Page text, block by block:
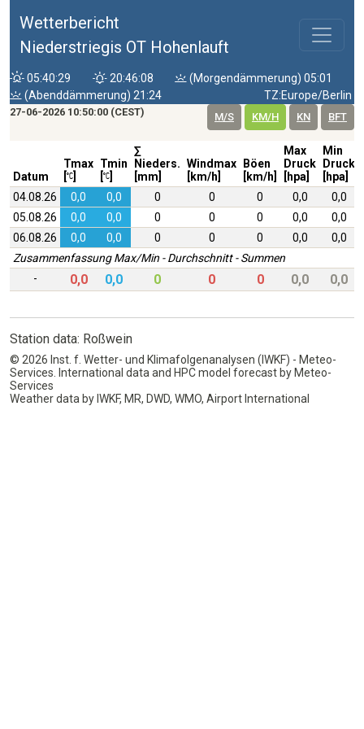
Wetterbericht
Niederstriegis OT Hohenlauft
05:40:29 20:46:08
(Morgendämmerung) 05:01
(Abenddämmerung) 21:24
TZ:Europe/Berlin
27-06-2026 10:50:00 (CEST) M/S KM/H KN BFT
Datum
Tmax Tmin
∑
Nieders.
[mm]
Windmax
[km/h]
Böen
[km/h]
Max
Druck
[hpa]
Min
Druck
[hpa]
04.08.26
0,0 0,0 0 0 0 0,0
0,0
05.08.26
0,0 0,0 0 0 0 0,0
0,0
06.08.26
0,0 0,0 0 0 0 0,0
0,0
Zusammenfassung Max/Min - Durchschnitt - Summen
-
0,0 0,0 0 0 0 0,0 0,0
Station data: Roßwein
© 2026 Inst. f. Wetter- und Klimafolgenanalysen (IWKF) - Meteo-
Services. International data and HPC model forecast by Meteo-
Services
Weather data by IWKF, MR, DWD, WMO, Airport International